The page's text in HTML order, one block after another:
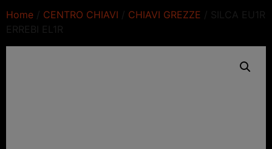
Home / CENTRO CHIAVI / CHIAVI GREZZE / SILCA EU1R
ERREBI EL1R